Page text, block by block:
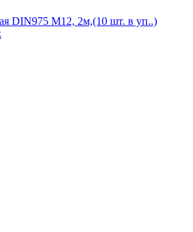
DIN975 М12, 2м,(10 шт. в уп..)